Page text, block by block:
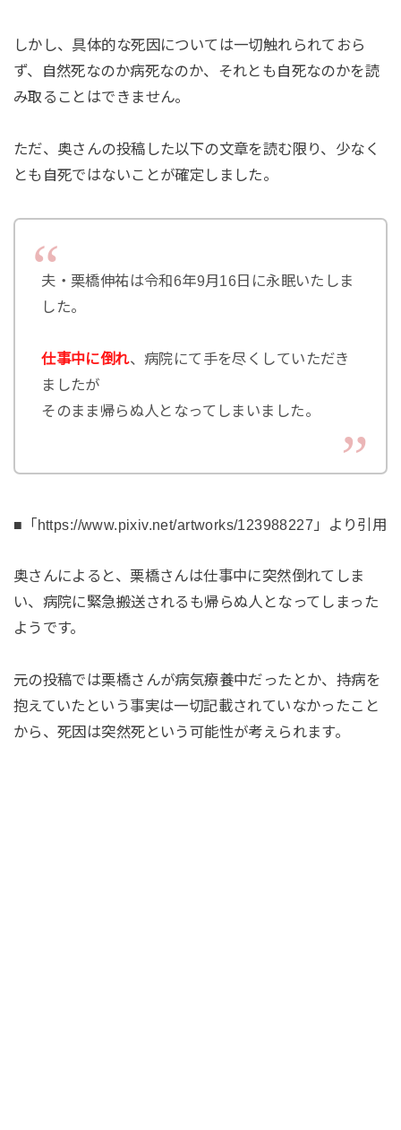
しかし、具体的な死因については一切触れられておら
ず、自然死なのか病死なのか、それとも自死なのかを読
み取ることはできません。
ただ、奥さんの投稿した以下の文章を読む限り、少なく
とも自死ではないことが確定しました。
夫・栗橋伸祐は令和6年9月16日に永眠いたしま
した。
仕事中に倒れ、病院にて手を尽くしていただき
ましたが
そのまま帰らぬ人となってしまいました。
■「https://www.pixiv.net/artworks/123988227」より引用
奥さんによると、栗橋さんは仕事中に突然倒れてしま
い、病院に緊急搬送されるも帰らぬ人となってしまった
ようです。
元の投稿では栗橋さんが病気療養中だったとか、持病を
抱えていたという事実は一切記載されていなかったこと
から、死因は突然死という可能性が考えられます。